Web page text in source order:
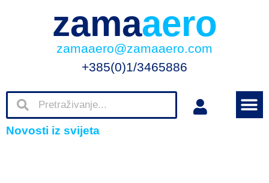
zamaaero
zamaaero@zamaaero.com
+385(0)1/3465886
Novosti iz svijeta